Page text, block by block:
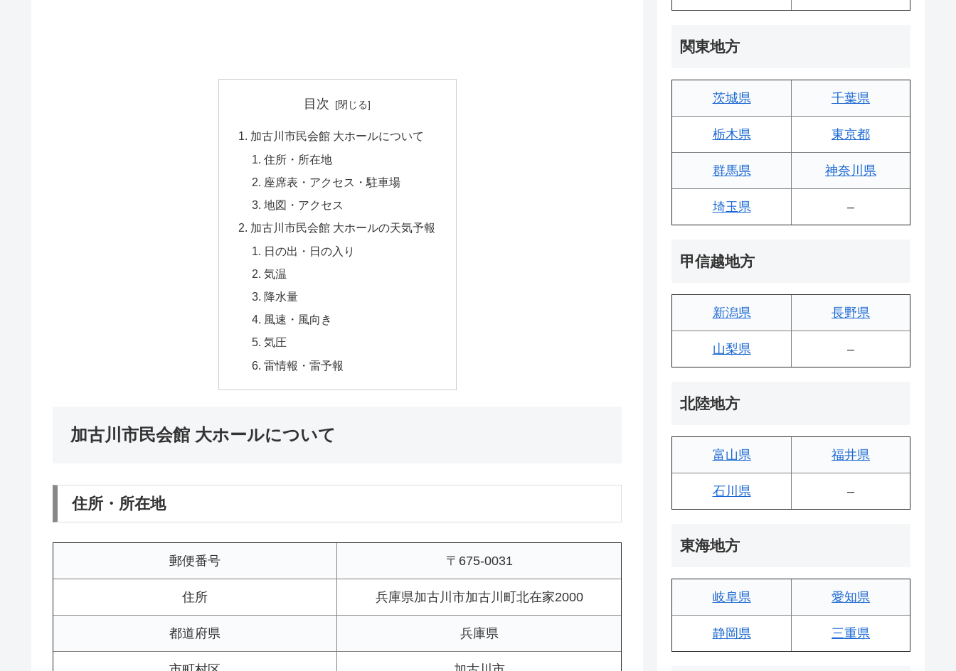
目次
加古川市民会館 大ホールについて
住所・所在地
座席表・アクセス・駐車場
地図・アクセス
加古川市民会館 大ホールの天気予報
日の出・日の入り
気温
降水量
風速・風向き
気圧
雷情報・雷予報
加古川市民会館 大ホールについて
住所・所在地
郵便番号 〒675-0031
住所 兵庫県加古川市加古川町北在家2000
都道府県 兵庫県
関東地方
茨城県 千葉県
栃木県 東京都
群馬県 神奈川県
埼玉県 –
甲信越地方
新潟県 長野県
山梨県 –
北陸地方
富山県 福井県
石川県 –
東海地方
岐阜県 愛知県
静岡県 三重県